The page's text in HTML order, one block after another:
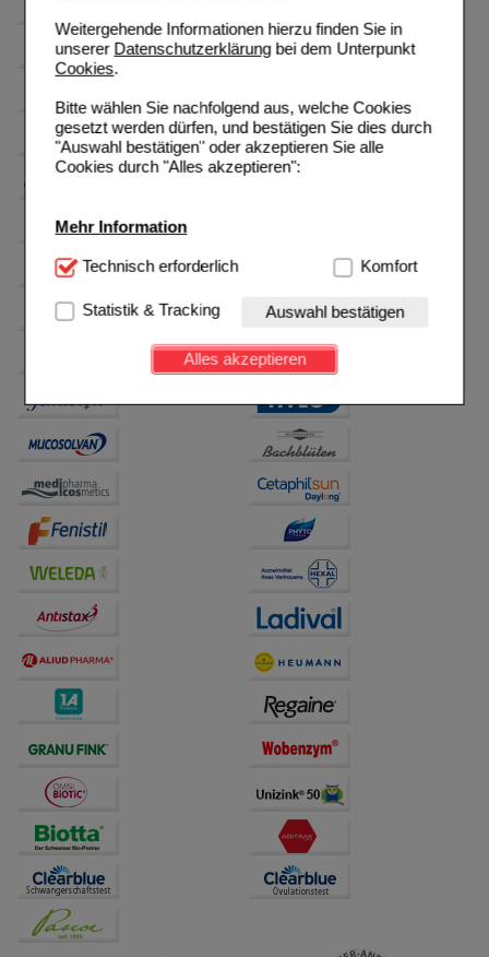
Weitergehende Informationen hierzu finden Sie in
unserer Datenschutzerklärungbei dem Unterpunkt
Cookies.
Bitte wählen Sie nachfolgend aus, welche Cookies
gesetzt werden dürfen, und bestätigen Sie dies durch
"Auswahl bestätigen" oder akzeptieren Sie alle
Cookies durch "Alles akzeptieren":
Mehr Information
Technisch Notwendig:Hierbei handelt es sich um
Website notwendig sind (z.B. Navigation, Warenkorb,
Kundenkonto), weshalb auf diese nicht verzichtet
werden kann.
Einkaufserlebnis noch ansprechender zu gestalten,
Besuchers oder unsere Seite an bevorzugte
Verhaltensweisen (z.B. Spracheinstellung)
anzupassen. Komfort-Cookies ermöglichen es uns
auch auf Ihre Bedürfnisse zugeschrittene Inhalte
anzuzeigen und unser Partnerprogramm zu
betreiben.
Statistik & Tracking:
Hierüber lassen sich
Informationen über die Art und Weise der Nutzung
unserer Website sammeln, mit deren Hilfe wir unsere
auf unserer Website aber auch die Werbung auf
Drittseiten möglichst relevant für Sie zu gestalten.
Bitte beachten Sie, dass Daten hierfür teilweise an
Dritte wie z.B. Google oder soziale Medien
Technisch erforderlich Komfort
Statistik & Tracking Auswahl bestätigen
Alles akzeptieren